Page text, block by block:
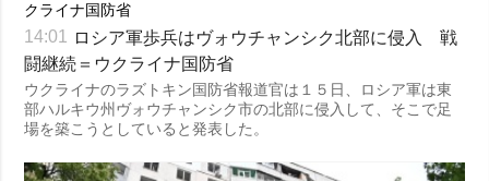
14:01
ロシア軍歩兵はヴォウチャンシク北部に侵入 戦
闘継続＝ウクライナ国防省
ウクライナのラズトキン国防省報道官は１５日、ロシア軍は東
部ハルキウ州ヴォウチャンシク市の北部に侵入して、そこで足
場を築こうとしていると発表した。